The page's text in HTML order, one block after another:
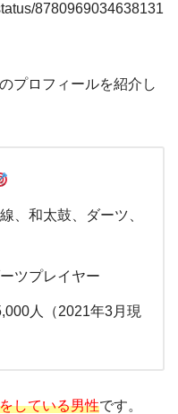
8780969034638131
プロフィールを紹介し
、和太鼓、ダーツ、
ツプレイヤー
人（2021年3月現
している男性です。